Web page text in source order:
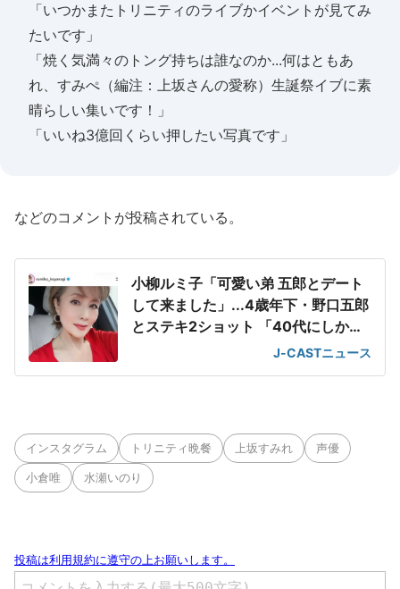
「いつかまたトリニティのライブかイベントが見てみ
たいです」
「焼く気満々のトング持ちは誰なのか...何はともあ
れ、すみぺ（編注：上坂さんの愛称）生誕祭イブに素
晴らしい集いです！」
「いいね3億回くらい押したい写真です」
などのコメントが投稿されている。
小柳ルミ子「可愛い弟 五郎とデート
して来ました」...4歳年下・野口五郎
とステキ2ショット 「40代にしか見
J-CASTニュース
インスタグラム トリニティ晩餐 上坂すみれ 声優
小倉唯 水瀬いのり